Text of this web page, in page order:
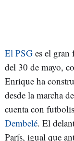
El PSG es el
del 30 de mayo,
Enrique ha
desde la marcha
cuenta con
Dembelé. El
París, igual que